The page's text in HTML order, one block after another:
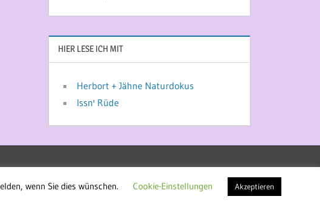
HIER LESE ICH MIT
Herbort + Jähne Naturdokus
Issn' Rüde
wenn Sie dies wünschen.
Cookie-Einstellungen Akzeptieren